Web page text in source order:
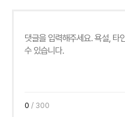
0 / 300